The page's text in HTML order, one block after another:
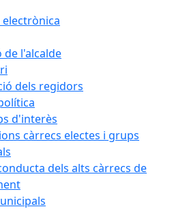
de l'alcalde
dels regidors
d'interès
càrrecs electes i grups
dels alts càrrecs de